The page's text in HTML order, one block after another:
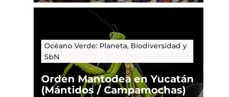
Océano Verde: Planeta, Biodiversidad y
SbN
Orden Mantodea en Yucatán
(Mántidos / Campamochas)